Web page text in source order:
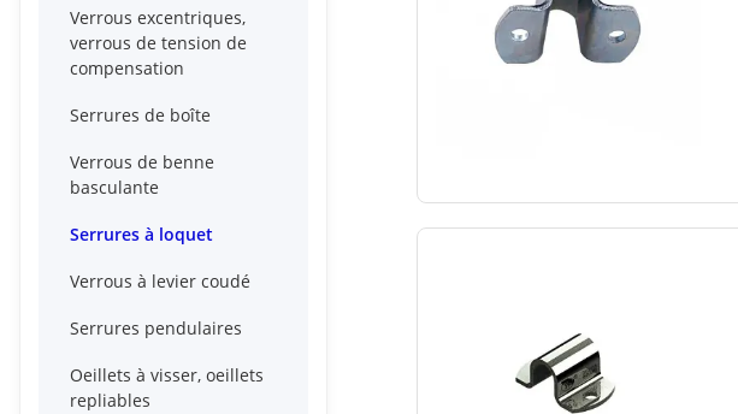
Verrous excentriques,
verrous de tension de
compensation
Serrures de boîte
Verrous de benne
basculante
Serrures à loquet
Verrous à levier coudé
Serrures pendulaires
Oeillets à visser, oeillets
repliables